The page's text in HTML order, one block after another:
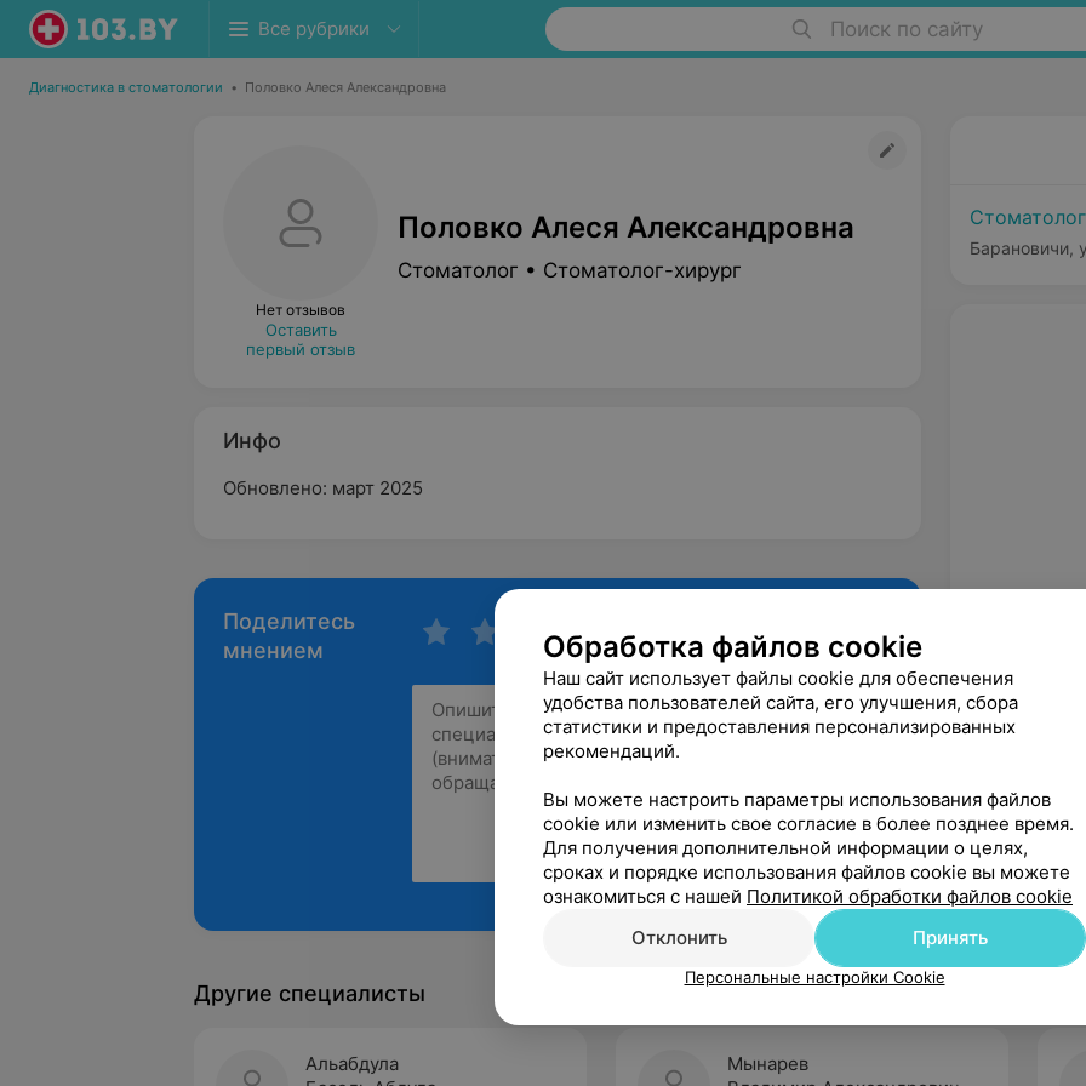
Все рубрики Поиск по сайту
Диагностика в стоматологии • Половко Алеся Александровна
Нет отзывов
Оставить
первый отзыв
Половко Алеся Александровна
Стоматолог • Стоматолог-хирург
Инфо
Обновлено: март 2025
Поделитесь
мнением
Рекомендую
Барановичи,
Другие специалисты
Альабдула
Мынарев
Обработка файлов cookie
Наш сайт использует файлы cookie для обеспечения
удобства пользователей сайта, его улучшения, сбора
статистики и предоставления персонализированных
рекомендаций.
Вы можете настроить параметры использования файлов
cookie или изменить свое согласие в более позднее время.
Для получения дополнительной информации о целях,
сроках и порядке использования файлов cookie вы можете
ознакомиться с нашей Политикой обработки файлов cookie
Отклонить
Принять
Персональные настройки Cookie